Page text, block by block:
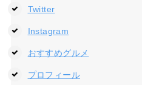
Twitter
Instagram
おすすめグルメ
プロフィール